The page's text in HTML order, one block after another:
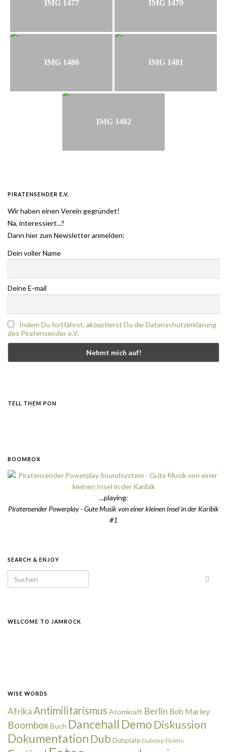
IMG 1477 IMG 1479
IMG 1480 IMG 1481
IMG 1482
PIRATENSENDER E.V.
Wir haben einen Verein gegründet!
Na, interessiert...?
Dann hier zum Newsletter anmelden:
Dein voller Name
Deine E-mail
Indem Du fortfährst, akzeptierst Du die Datenschutzerklärung
des Piratensender e.V.
TELL THEM PON
BOOMBOX
...playing:
Piratensender Powerplay - Gute Musik von einer kleinen Insel in der Karibik
#1
SEARCH & ENJOY
Search for:
WELCOME TO JAMROCK
WISE WORDS
AfrikaAntimilitarismus Atomkraft Berlin Bob Marley
Boombox Buch Dancehall Demo Diskussion
Dokumentation Dub Dubplate Dubstep Elektro